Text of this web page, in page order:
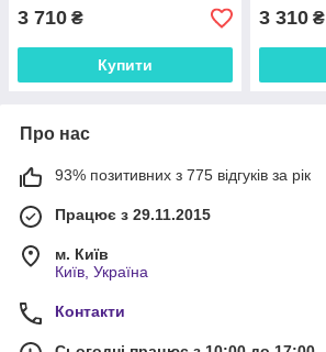
3 710 ₴
Купити
3 310 ₴
Про нас
93% позитивних з 775 відгуків за рік
Працює з 29.11.2015
м. Київ
Київ, Україна
Контакти